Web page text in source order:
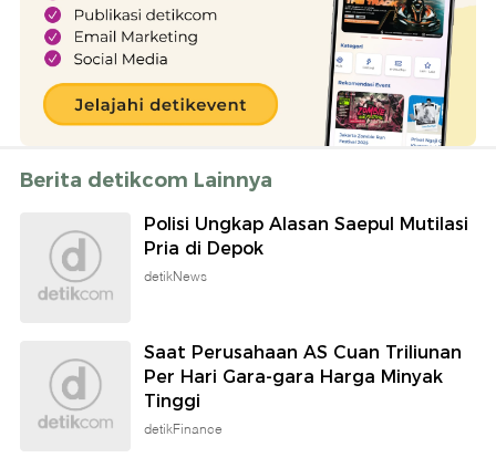
Berita detikcom Lainnya
Polisi Ungkap Alasan Saepul Mutilasi
Pria di Depok
detikNews
Saat Perusahaan AS Cuan Triliunan
Per Hari Gara-gara Harga Minyak
Tinggi
detikFinance